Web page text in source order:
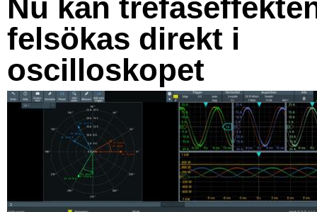
Nu kan
felsökas direkt i
oscilloskopet